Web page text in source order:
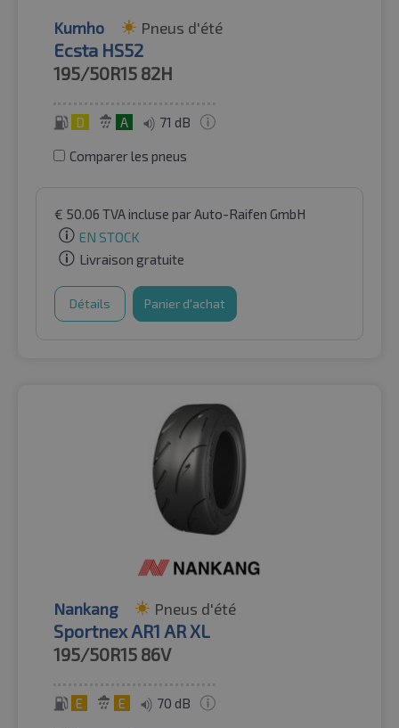
Kumho Pneus d'été
Ecsta HS52
195/50R15 82H
D A 71 dB
Comparer les pneus
€ 50.06 TVA incluse par Auto-Raifen GmbH
EN STOCK
Livraison gratuite
Détails Panier d'achat
Nankang Pneus d'été
Sportnex AR1 AR XL
195/50R15 86V
E E 70 dB